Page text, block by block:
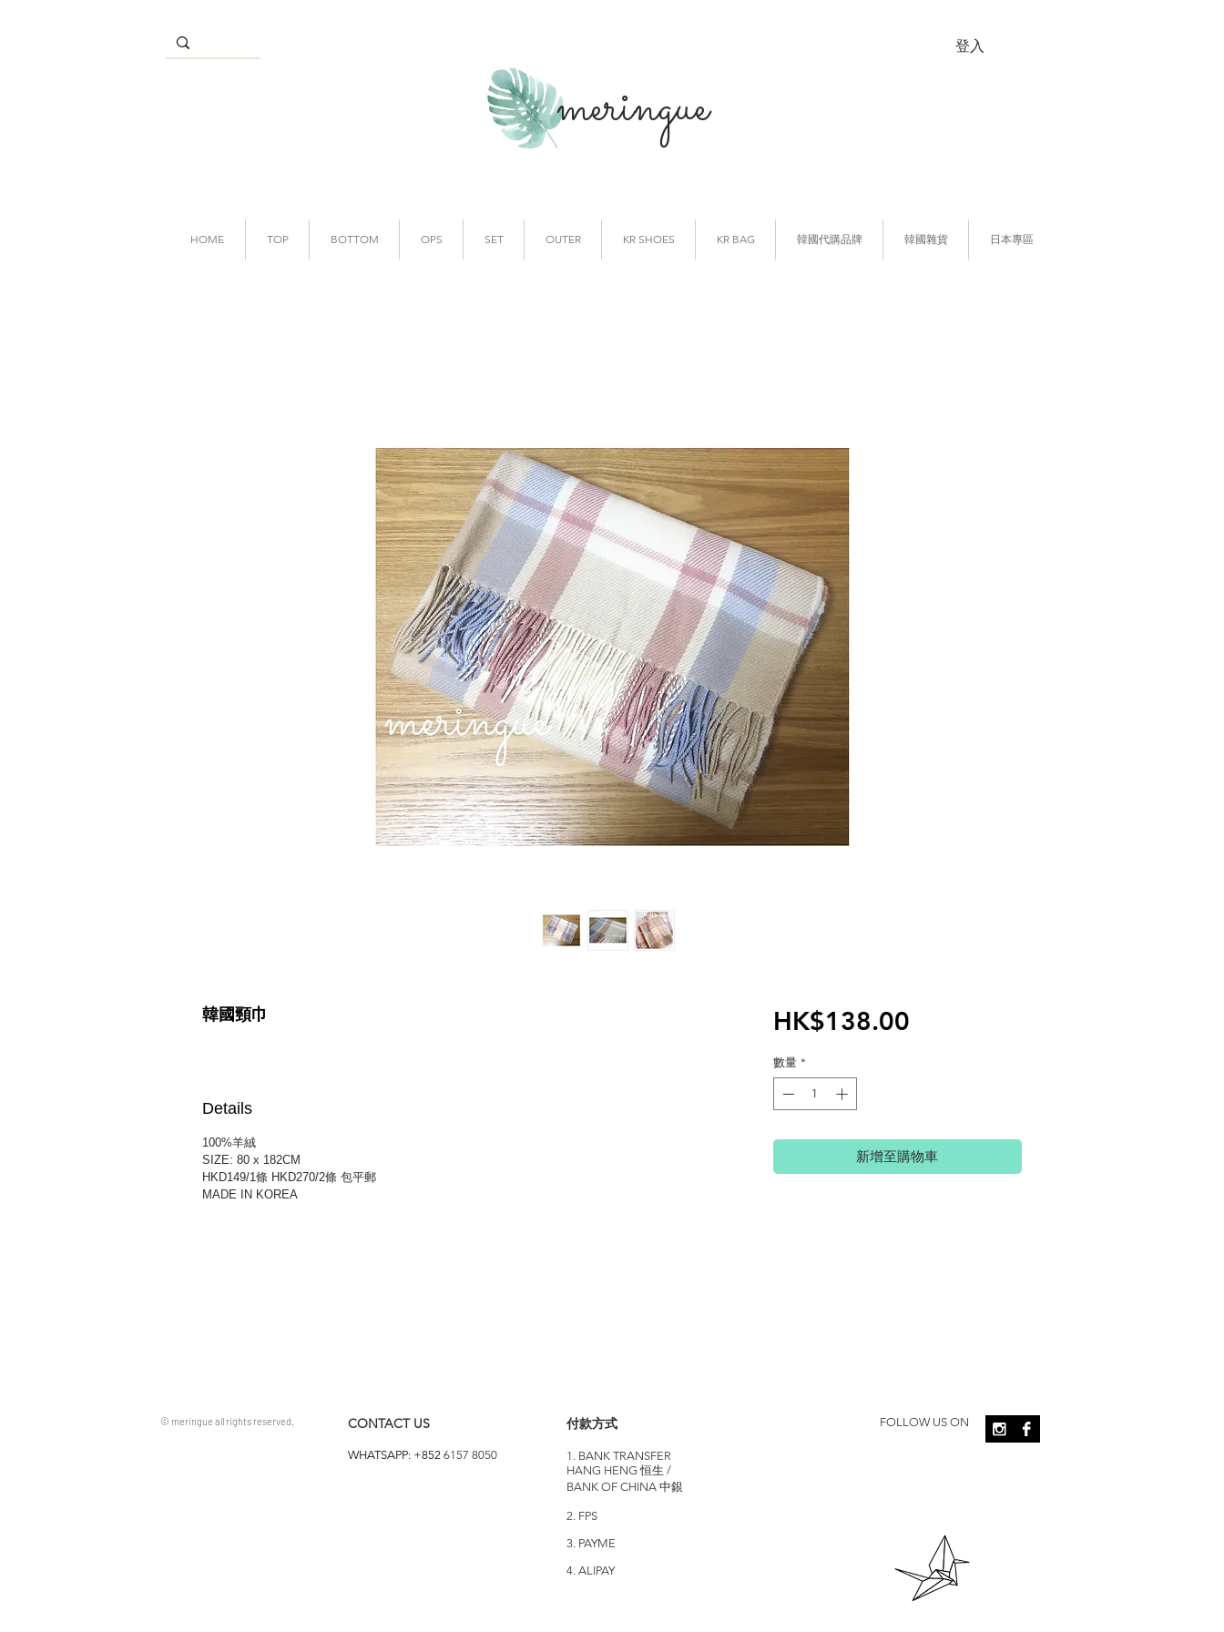
meringue
登入
韓國頸巾
Details
100%羊絨
SIZE: 80 x 182CM
HKD149/1條 HKD270/2條 包平郵
MADE IN KOREA
HK$138.00價
數量 *
新增至購物車
HOME TOP BOTTOM OPS SET OUTER KR SHOES KR BAG 韓國代購品牌 韓國雜貨 日本專區
© meringue all rights reserved. CONTACT US
WHATSAPP: +852 6157 8050
付款方式
1. BANK TRANSFER
HANG HENG 恒生 /
BANK OF CHINA 中銀
2. FPS
3. PAYME
4. ALIPAY
FOLLOW US ON